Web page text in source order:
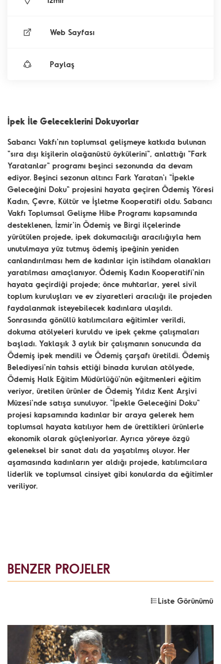
İpek İle Geleceklerini Dokuyorlar
Sabancı Vakfı'nın toplumsal gelişmeye katkıda bulunan
"sıra dışı kişilerin olağanüstü öykülerini", anlattığı "Fark
Yaratanlar" programı beşinci sezonunda da devam
ediyor. Beşinci sezonun altıncı Fark Yaratan'ı "İpekle
Geleceğini Doku" projesini hayata geçiren Ödemiş Yöresi
Kadın, Çevre, Kültür ve İşletme Kooperatifi oldu. Sabancı
Vakfı Toplumsal Gelişme Hibe Programı kapsamında
desteklenen, İzmir'in Ödemiş ve Birgi ilçelerinde
yürütülen projede, ipek dokumacılığı aracılığıyla hem
unutulmaya yüz tutmuş ödemiş ipeğinin yeniden
canlandırılması hem de kadınlar için istihdam olanakları
yaratılması amaçlanıyor. Ödemiş Kadın Kooperatifi'nin
hayata geçirdiği projede; önce muhtarlar, yerel sivil
toplum kuruluşları ve ev ziyaretleri aracılığı ile projeden
faydalanmak isteyebilecek kadınlara ulaşıldı.
Sonrasında gönüllü katılımcılara eğitimler verildi,
dokuma atölyeleri kuruldu ve ipek çekme çalışmaları
başladı. Yaklaşık 3 aylık bir çalışmanın sonucunda da
Ödemiş ipek mendili ve Ödemiş çarşafı üretildi. Ödemiş
Belediyesi'nin tahsis ettiği binada kurulan atölyede,
Ödemiş Halk Eğitim Müdürlüğü'nün eğitmenleri eğitim
veriyor, üretilen ürünler de Ödemiş Yıldız Kent Arşivi
Müzesi'nde satışa sunuluyor. "İpekle Geleceğini Doku"
projesi kapsamında kadınlar bir araya gelerek hem
toplumsal hayata katılıyor hem de ürettikleri ürünlerle
ekonomik olarak güçleniyorlar. Ayrıca yöreye özgü
geleneksel bir sanat dalı da yaşatılmış oluyor. Her
aşamasında kadınların yer aldığı projede, katılımcılara
liderlik ve toplumsal cinsiyet gibi konularda da eğitimler
veriliyor.
Web Sayfası
Paylaş
BENZER PROJELER
Liste Görünümü